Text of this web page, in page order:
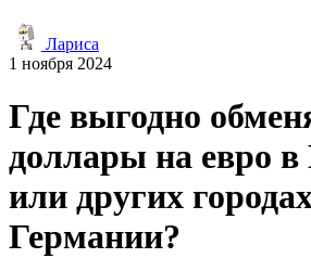
Лариса
1 ноября 2024
Где выгодно
доллары на евро
или других
Германии?